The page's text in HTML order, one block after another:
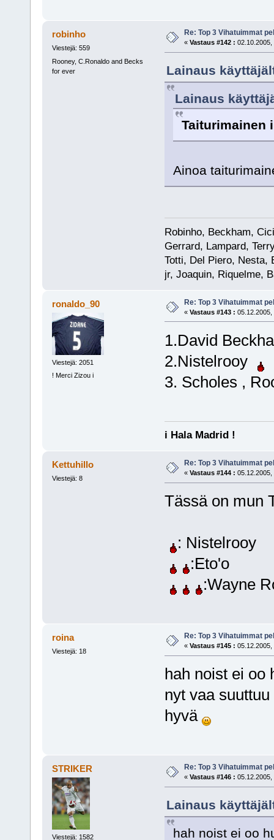
robinho
Viestejä: 559
Rooney, C.Ronaldo and Becks
for ever
Re: Top 3 Vihatuimmat
« Vastaus #142 : 02.10.2005,
Lainaus
Lainaus
Taiturimainen
Ainoa
Robinho, Beckham,
Gerrard, Lampard,
Totti, Del Piero, Nesta,
jr, Joaquin, Riquelme,
ronaldo_90
Viestejä: 2051
! Merci Zizou i
Re: Top 3 Vihatuimmat
« Vastaus #143 : 05.12.2005,
1.David
2.Nistelrooy
3. Scholes ,
i Hala Madrid !
Kettuhillo
Viestejä: 8
Re: Top 3 Vihatuimmat
« Vastaus #144 : 05.12.2005,
Tässä on mun
: Nistelrooy
:Eto'o
:Wayne
roina
Viestejä: 18
Re: Top 3 Vihatuimmat
« Vastaus #145 : 05.12.2005,
hah noist ei oo
nyt vaa
hyvä
STRIKER
Viestejä: 1582
Re: Top 3 Vihatuimmat
« Vastaus #146 : 05.12.2005,
Lainaus
hah noist ei oo